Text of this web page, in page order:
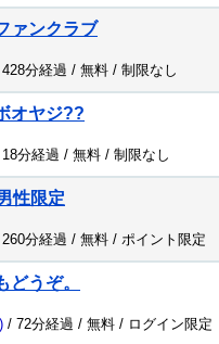
ァンクラブ
分経過 / 無料 / 制限なし
オヤジ??
分経過 / 無料 / 制限なし
性限定
分経過 / 無料 / ポイント限定
どうぞ。
/ 72分経過 / 無料 / ログイン限定